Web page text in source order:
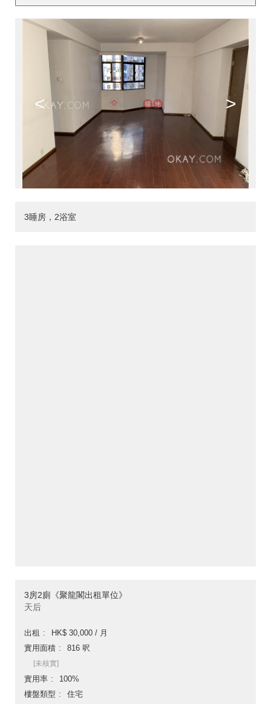
< >
3睡房，2浴室
3房2廁《聚龍閣出租單位》
天后
出租
HK$ 30,000 / 月
實用面積
816 呎
[未核實]
實用率
100%
樓盤類型
住宅